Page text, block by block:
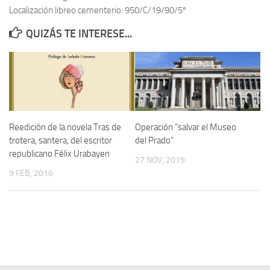
Memoria Histórica
Investigación previa de la represión en Talavera de la Reina (1937-
Informe Represión en Toledo 1936-1947 | Buscador
Informe de la fosa de abril de 1939 de Tembleque
Militantes históricos IR
Personajes republicanos
Localización libreo cementerio: 950/C/19/90/5º
QUIZÁS TE INTERESE...
Reedición de la novela Tras de
trotera, santera, del escritor
republicano Félix Urabayen
9 FEB, 2016
Operación “salvar el Museo
del Prado”
27 NOV, 2019